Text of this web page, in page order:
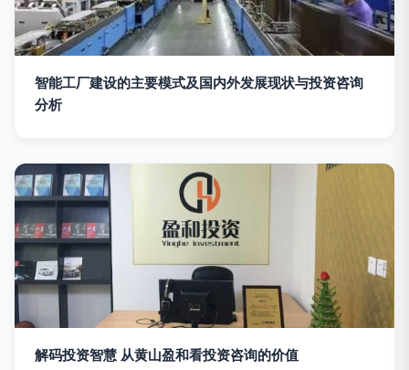
智能工厂建设的主要模式及国内外发展现状与投资咨询
分析
解码投资智慧 从黄山盈和看投资咨询的价值